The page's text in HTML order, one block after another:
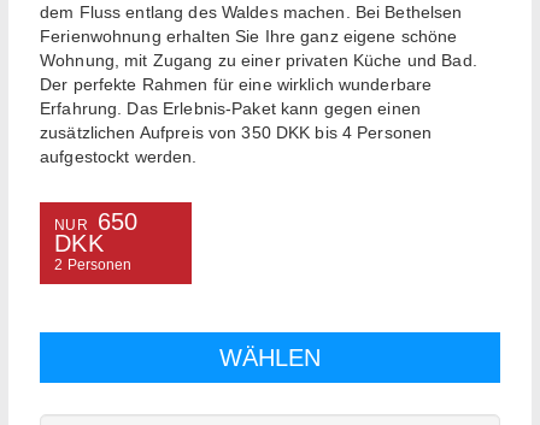
dem Fluss entlang des Waldes machen. Bei Bethelsen
Ferienwohnung erhalten Sie Ihre ganz eigene schöne
Wohnung, mit Zugang zu einer privaten Küche und Bad.
Der perfekte Rahmen für eine wirklich wunderbare
Erfahrung. Das Erlebnis-Paket kann gegen einen
zusätzlichen Aufpreis von 350 DKK bis 4 Personen
aufgestockt werden.
NUR
650
DKK
2 Personen